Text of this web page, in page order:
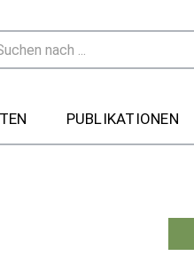
PUBLIKATIONEN